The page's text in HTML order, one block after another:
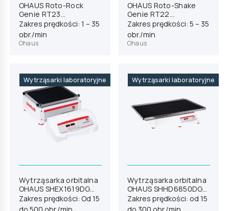
OHAUS Roto-Rock
Genie RT23
(83041253)
Zakres prędkości: 1 – 35
obr./min
Ohaus
OHAUS Roto-Shake
Genie RT22
(83041385)
Zakres prędkości: 5 – 35
obr./min
Ohaus
Wytrząsarki laboratoryjne
Wytrząsarka orbitalna
OHAUS SHEX1619DG
(30391816)
Zakres prędkości: Od 15
Wytrząsarki laboratoryjne
Wytrząsarka orbitalna
OHAUS SHHD6850DG
(30391886)
Zakres prędkości: od 15